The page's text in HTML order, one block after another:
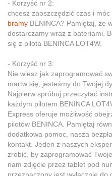
- Korzyść nr 2:
chcesz zaoszczędzić czas i
bramy BENINCA? Pamiętaj, że
dostarczamy wraz z bateriami.
się z pilota BENINCA LOT4W.
- Korzyść nr 3:
Nie wiesz jak zaprogramować
martw się, jesteśmy do Twojej
Najpierw spróbuj przeczytać
każdym pilotem BENINCA
Express oferuje możliwość
pilotów BENINCA. Pamiętaj
dodatkowa pomoc, nasza
kontakt. Jeden z naszych
zrobić, by zaprogramować
nam zdjęcie przez tablet pod